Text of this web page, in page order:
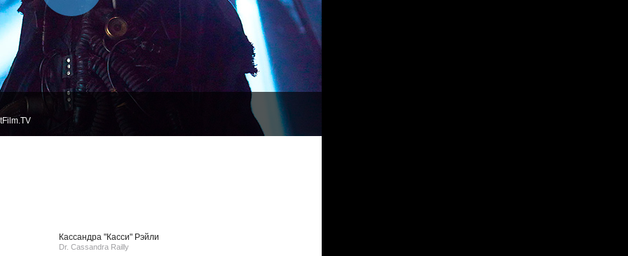
Кассандра "Касси" Рэйли
Dr. Cassandra Railly